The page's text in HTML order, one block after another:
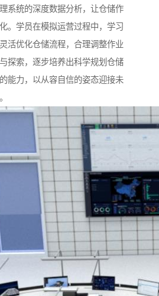
系统的深度数据分析，让仓储作
。学员在模拟运营过程中，学习
活优化仓储流程，合理调整作业
探索，逐步培养出科学规划仓储
能力，以从容自信的姿态迎接未